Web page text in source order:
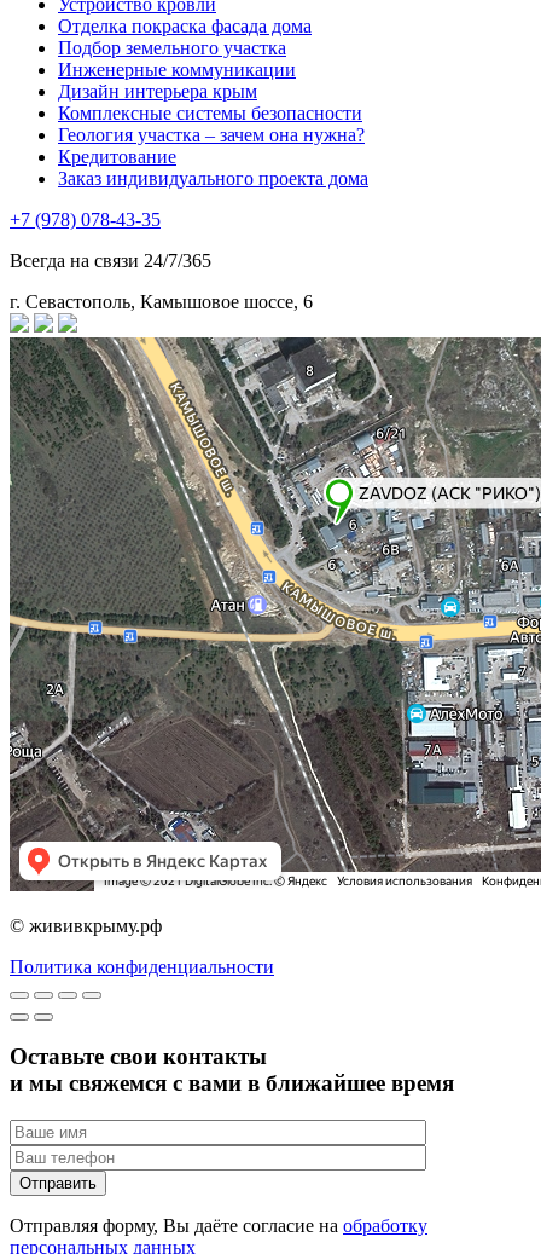
Отделка покраска фасада дома
Подбор земельного участка
Инженерные коммуникации
Дизайн интерьера крым
Комплексные системы безопасности
Геология участка – зачем она нужна?
Кредитование
Заказ индивидуального проекта дома
+7 (978) 078-43-35
Всегда на связи 24/7/365
г. Севастополь, Камышовое шоссе, 6
© жививкрыму.рф
Политика конфиденциальности
Оставьте свои контакты
и мы свяжемся с вами в ближайшее время
Отправляя форму, Вы даёте согласие на обработку
персональных данных